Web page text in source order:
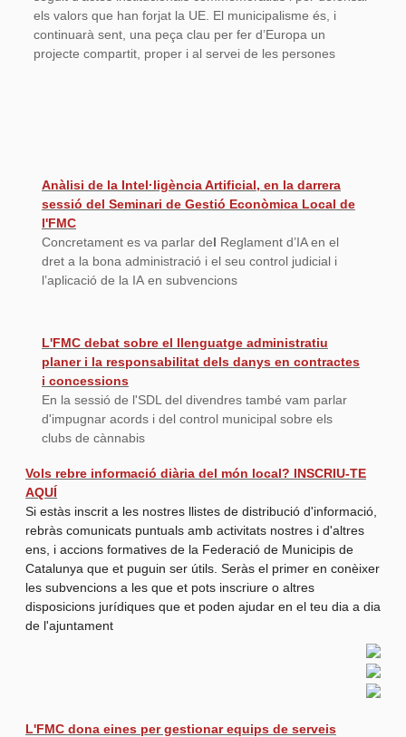
els valors que han forjat la UE. El municipalisme és, i
continuarà sent, una peça clau per fer d’Europa un
projecte compartit, proper i al servei de les persones
Anàlisi de la Intel·ligència Artificial, en la darrera
sessió del Seminari de Gestió Econòmica Local de
l'FMC
Concretament es va parlar del Reglament d’IA en el
dret a la bona administració i el seu control judicial i
l’aplicació de la IA en subvencions
L'FMC debat sobre el llenguatge administratiu
planer i la responsabilitat dels danys en contractes
i concessions
En la sessió de l'SDL del divendres també vam parlar
d'impugnar acords i del control municipal sobre els
clubs de cànnabis
Vols rebre informació diària del món local? INSCRIU-TE
AQUÍ
Si estàs inscrit a les nostres llistes de distribució d'informació,
rebràs comunicats puntuals amb activitats nostres i d'altres
ens, i accions formatives de la Federació de Municipis de
Catalunya que et puguin ser útils. Seràs el primer en conèixer
les subvencions a les que et pots inscriure o altres
disposicions jurídiques que et poden ajudar en el teu dia a dia
de l'ajuntament
L'FMC dona eines per gestionar equips de serveis